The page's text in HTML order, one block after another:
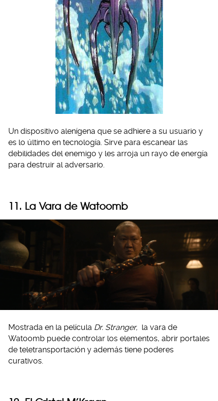
Un dispositivo alenígena que se adhiere a su usuario y
es lo último en tecnología. Sirve para escanear las
debilidades del enemigo y les arroja un rayo de energía
para destruir al adversario.
11. La Vara de Watoomb
Mostrada en la película Dr. Stranger, la vara de
Watoomb puede controlar los elementos, abrir portales
de teletransportación y además tiene poderes
curativos.